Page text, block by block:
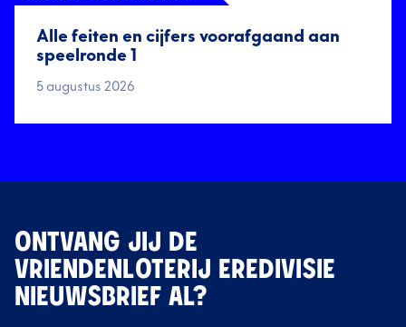
Alle feiten en cijfers voorafgaand aan
speelronde 1
5 augustus 2026
ONTVANG JIJ DE
VRIENDENLOTERIJ EREDIVISIE
NIEUWSBRIEF AL?